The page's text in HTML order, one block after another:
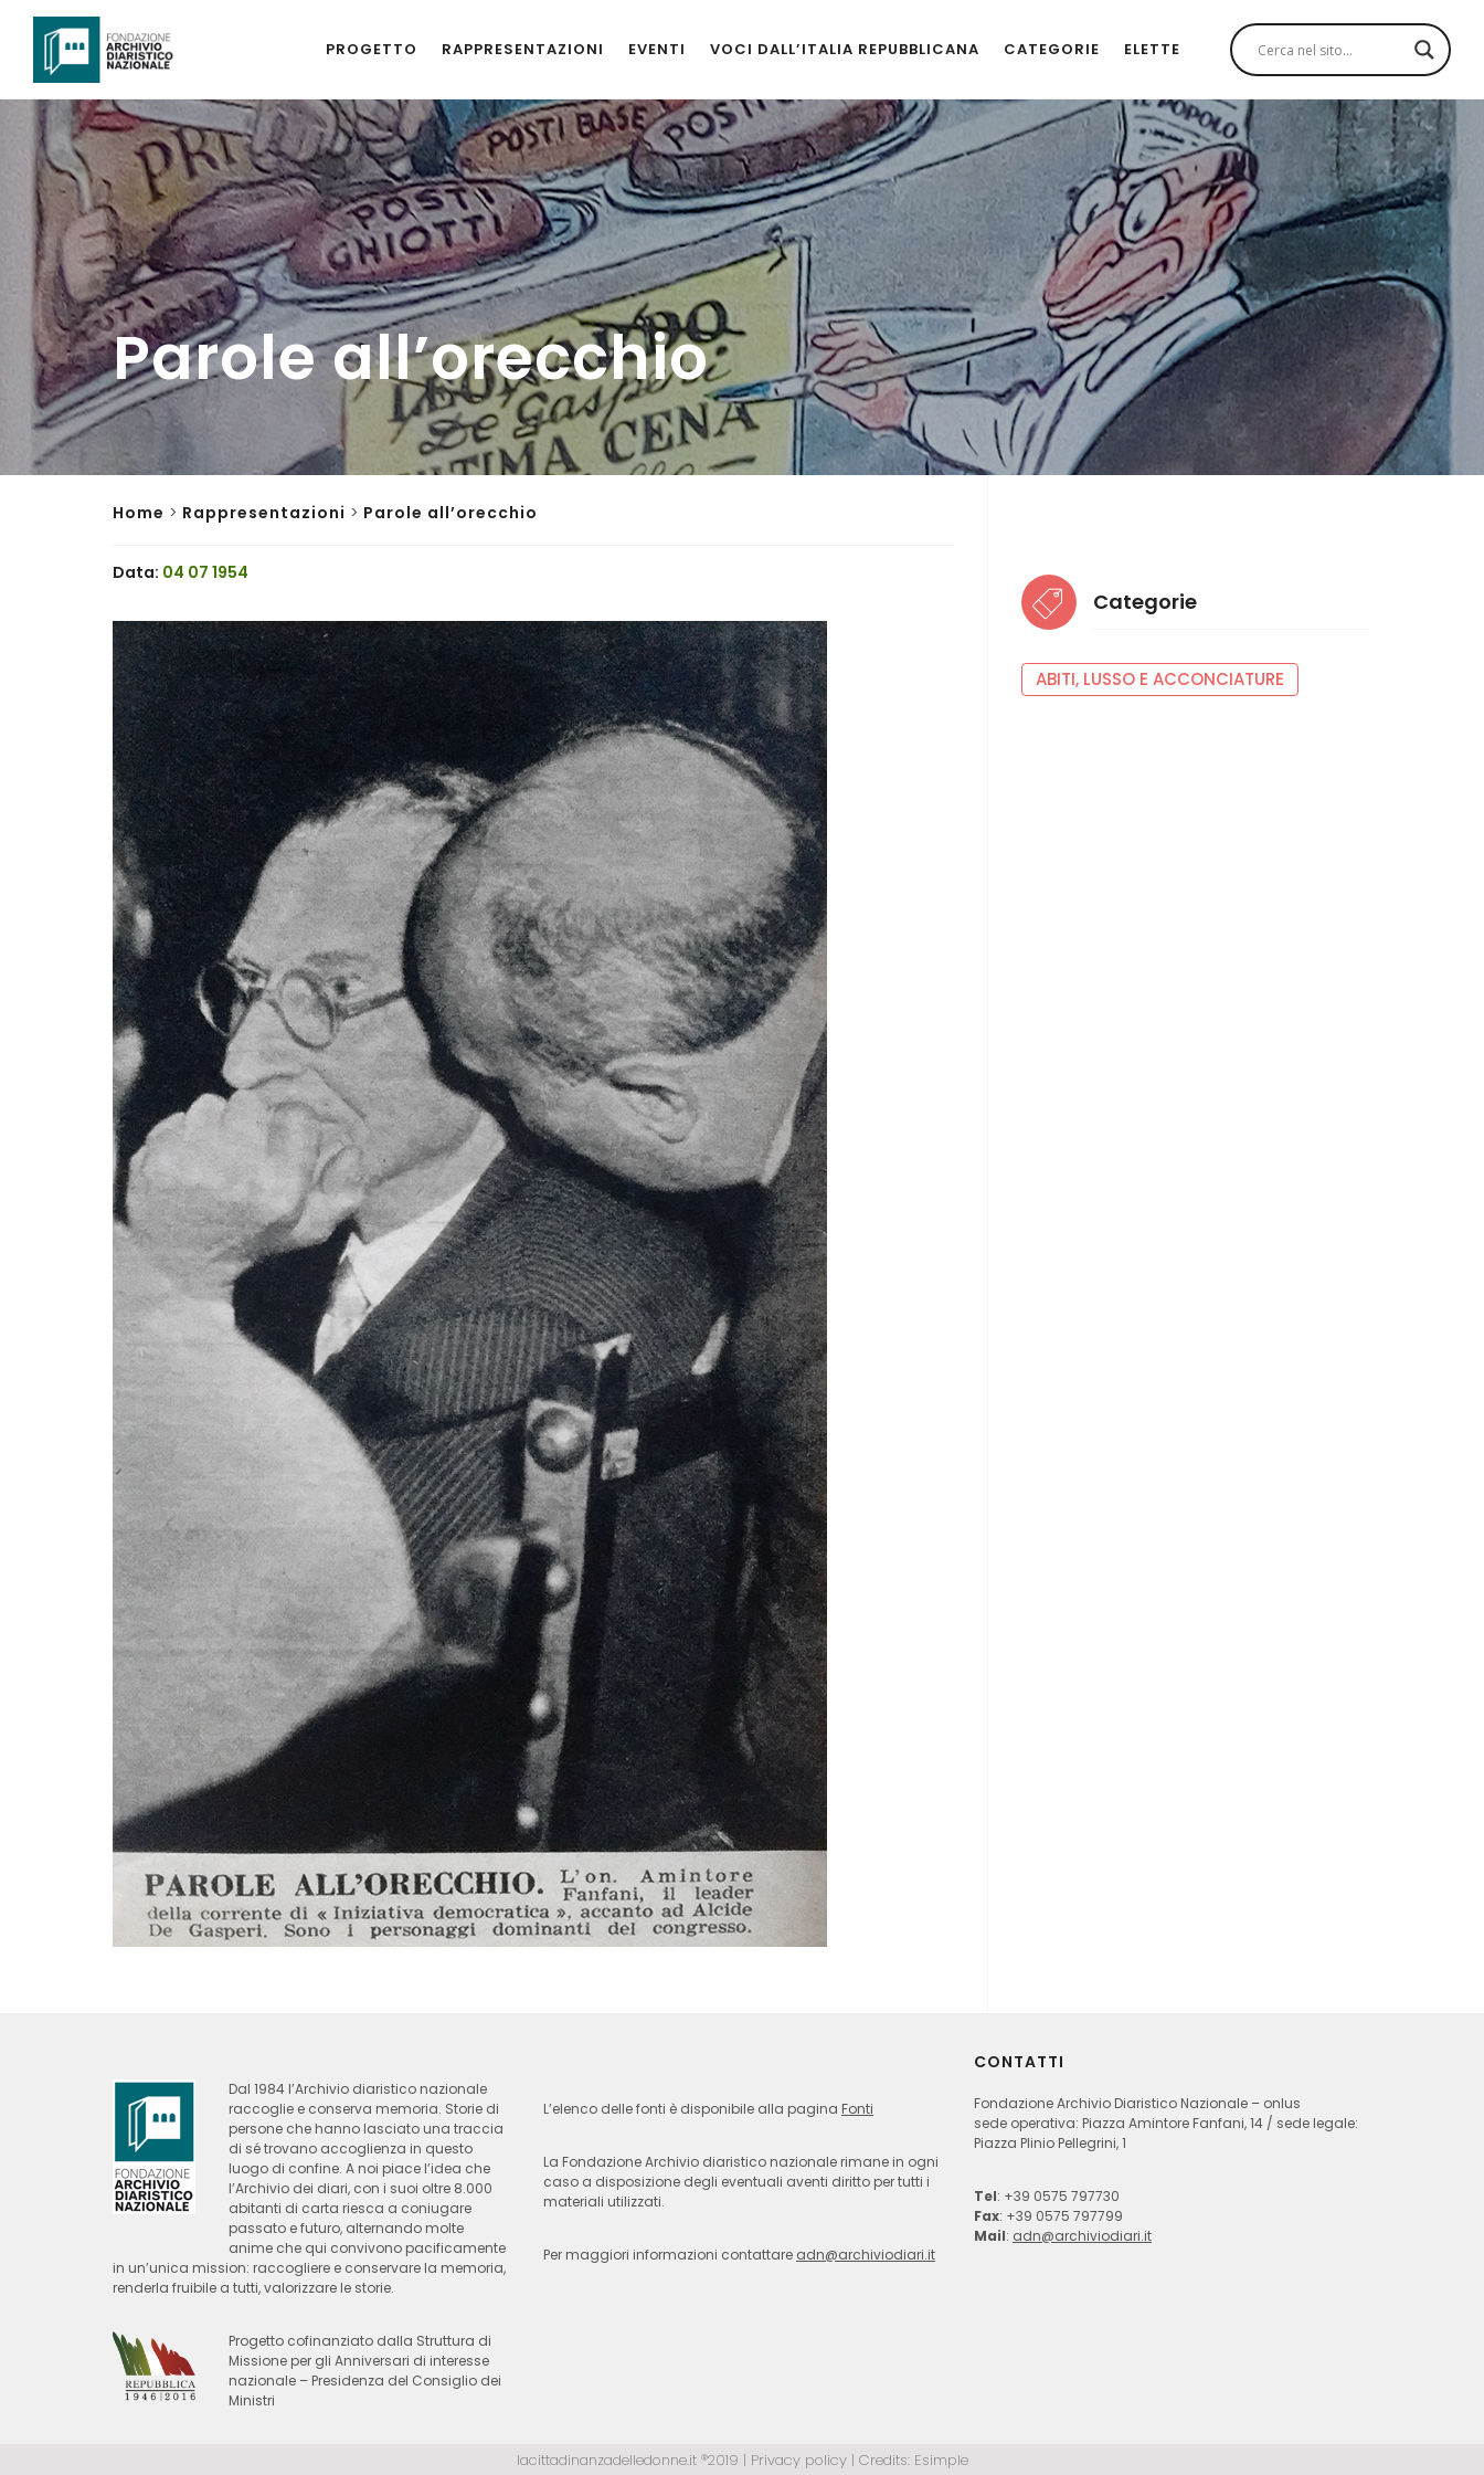
PROGETTO RAPPRESENTAZIONI EVENTI VOCI DALL’ITALIA REPUBBLICANA CATEGORIE ELETTE
Parole all’orecchio
Home > Rappresentazioni > Parole all’orecchio
Data: 04 07 1954
Categorie
ABITI, LUSSO E ACCONCIATURE
Dal 1984 l’Archivio diaristico nazionale
raccoglie e conserva memoria. Storie di
persone che hanno lasciato una traccia
di sé trovano accoglienza in questo
luogo di confine. A noi piace l’idea che
l’Archivio dei diari, con i suoi oltre 8.000
abitanti di carta riesca a coniugare
passato e futuro, alternando molte
anime che qui convivono pacificamente
in un’unica mission: raccogliere e conservare la memoria,
renderla fruibile a tutti, valorizzare le storie.
Progetto cofinanziato dalla Struttura di
Missione per gli Anniversari di interesse
nazionale – Presidenza del Consiglio dei
Ministri
L’elenco delle fonti è disponibile alla pagina Fonti
La Fondazione Archivio diaristico nazionale rimane in ogni
caso a disposizione degli eventuali aventi diritto per tutti i
materiali utilizzati.
Per maggiori informazioni contattare adn@archiviodiari.it
CONTATTI
Fondazione Archivio Diaristico Nazionale – onlus
sede operativa: Piazza Amintore Fanfani, 14 / sede legale:
Piazza Plinio Pellegrini, 1
Tel: +39 0575 797730
Fax: +39 0575 797799
Mail: adn@archiviodiari.it
lacittadinanzadelledonne.it ®2019 | Privacy policy| Credits: Esimple